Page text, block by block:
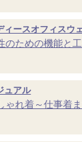
ィースオフィスウ
のための機能と
ュアル
ゃれ着～仕事着